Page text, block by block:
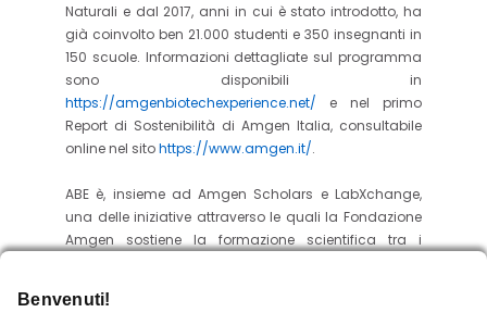
Benvenuti!
Naturali e dal 2017, anni in cui è stato introdotto, ha
già coinvolto ben 21.000 studenti e 350 insegnanti in
150 scuole. Informazioni dettagliate sul programma
sono disponibili in
https://amgenbiotechexperience.net/ e nel primo
Report di Sostenibilità di Amgen Italia, consultabile
online nel sitohttps://www.amgen.it/.
ABE è, insieme ad Amgen Scholars e LabXchange,
una delle iniziative attraverso le quali la Fondazione
Amgen sostiene la formazione scientifica tra i
generazioni di talenti del settore delle biotecnologie.